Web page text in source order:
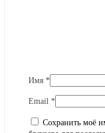
Имя *
Email *
Сохранить моё